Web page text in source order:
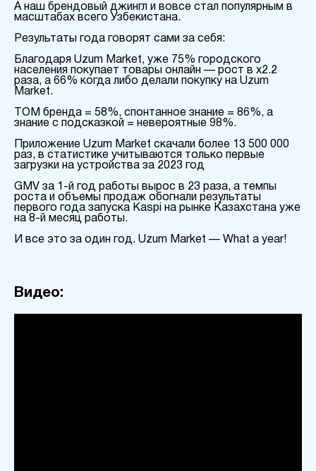
А наш брендовый джингл и вовсе стал популярным в
масштабах всего Узбекистана.
Результаты года говорят сами за себя:
Благодаря Uzum Market, уже 75% городского
населения покупает товары онлайн — рост в х2.2
раза, а 66% когда либо делали покупку на Uzum
Market.
ТОМ бренда = 58%, спонтанное знание = 86%, а
знание с подсказкой = невероятные 98%.
Приложение Uzum Market скачали более 13 500 000
раз, в статистике учитываются только первые
загрузки на устройства за 2023 год
GMV за 1-й год работы вырос в 23 раза, а темпы
роста и объемы продаж обогнали результаты
первого года запуска Kaspi на рынке Казахстана уже
на 8-й месяц работы.
И все это за один год. Uzum Market — What a year!
Видео: